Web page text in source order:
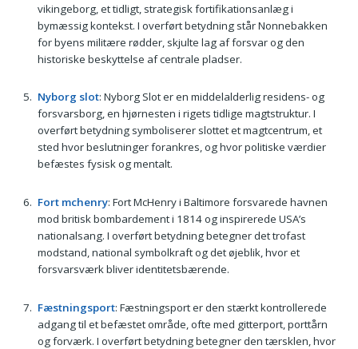
vikingeborg, et tidligt, strategisk fortifikationsanlæg i
bymæssig kontekst. I overført betydning står Nonnebakken
for byens militære rødder, skjulte lag af forsvar og den
historiske beskyttelse af centrale pladser.
Nyborg slot: Nyborg Slot er en middelalderlig residens- og
forsvarsborg, en hjørnesten i rigets tidlige magtstruktur. I
overført betydning symboliserer slottet et magtcentrum, et
sted hvor beslutninger forankres, og hvor politiske værdier
befæstes fysisk og mentalt.
Fort mchenry: Fort McHenry i Baltimore forsvarede havnen
mod britisk bombardement i 1814 og inspirerede USA’s
nationalsang. I overført betydning betegner det trofast
modstand, national symbolkraft og det øjeblik, hvor et
forsvarsværk bliver identitetsbærende.
Fæstningsport: Fæstningsport er den stærkt kontrollerede
adgang til et befæstet område, ofte med gitterport, porttårn
og forværk. I overført betydning betegner den tærsklen, hvor